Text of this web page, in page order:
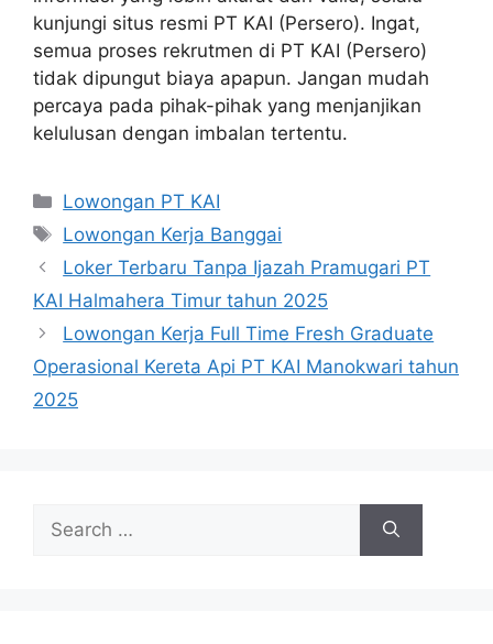
kunjungi situs resmi PT KAI (Persero). Ingat,
semua proses rekrutmen di PT KAI (Persero)
tidak dipungut biaya apapun. Jangan mudah
percaya pada pihak-pihak yang menjanjikan
kelulusan dengan imbalan tertentu.
Categories
Lowongan PT KAI
Tags
Lowongan Kerja Banggai
Loker Terbaru Tanpa Ijazah Pramugari PT
KAI Halmahera Timur tahun 2025
Lowongan Kerja Full Time Fresh Graduate
Operasional Kereta Api PT KAI Manokwari tahun
2025
for: